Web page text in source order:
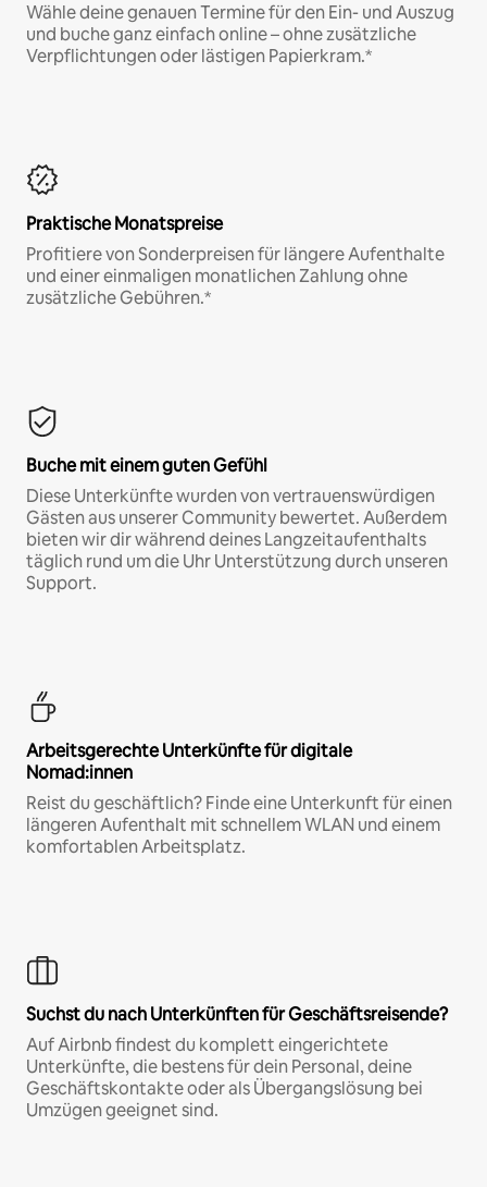
Wähle deine genauen Termine für den Ein- und Auszug
und buche ganz einfach online – ohne zusätzliche
Verpflichtungen oder lästigen Papierkram.*
Praktische Monatspreise
Profitiere von Sonderpreisen für längere Aufenthalte
und einer einmaligen monatlichen Zahlung ohne
zusätzliche Gebühren.*
Buche mit einem guten Gefühl
Diese Unterkünfte wurden von vertrauenswürdigen
Gästen aus unserer Community bewertet. Außerdem
bieten wir dir während deines Langzeitaufenthalts
täglich rund um die Uhr Unterstützung durch unseren
Support.
Arbeitsgerechte Unterkünfte für digitale
Nomad:innen
Reist du geschäftlich? Finde eine Unterkunft für einen
längeren Aufenthalt mit schnellem WLAN und einem
komfortablen Arbeitsplatz.
Suchst du nach Unterkünften für Geschäftsreisende?
Auf Airbnb findest du komplett eingerichtete
Unterkünfte, die bestens für dein Personal, deine
Geschäftskontakte oder als Übergangslösung bei
Umzügen geeignet sind.